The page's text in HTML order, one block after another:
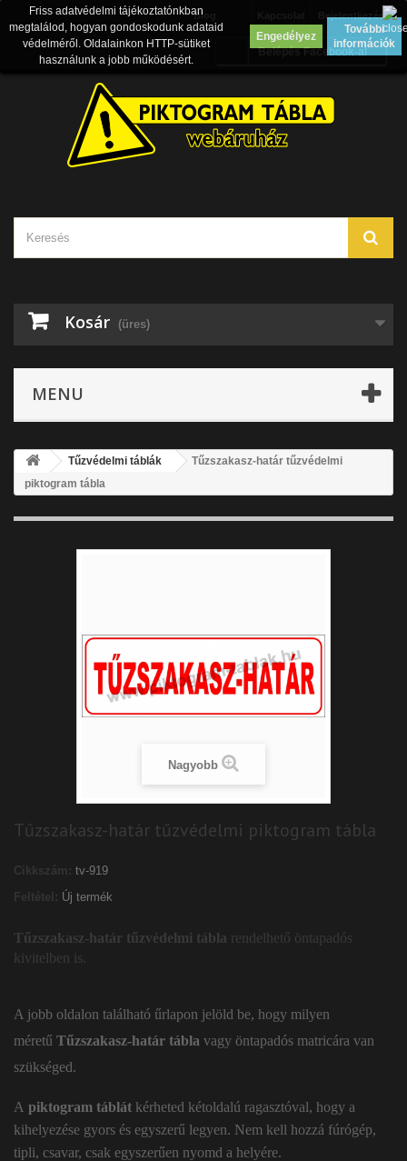
Bejelentkezés
Blog
Belépés Facebook-al
Kosár (üres)
MENU
Friss adatvédelmi tájékoztatónkban
megtalálod, hogyan gondoskodunk adataid
védelméről. Oldalainkon HTTP-sütiket
használunk a jobb működésért.
Engedélyez
További
információk
Tűzvédelmi táblák
Tűzszakasz-határ tűzvédelmi
piktogram tábla
Nagyobb
Tűzszakasz-határ tűzvédelmi piktogram tábla
Cikkszám: tv-919
Feltétel: Új termék
Tűzszakasz-határ tűzvédelmi tábla rendelhető öntapadós
kivitelben is.
A jobb oldalon található űrlapon jelöld be, hogy milyen
méretű Tűzszakasz-határ tábla vagy öntapadós matricára van
szükséged.
A piktogram táblát kérheted kétoldalú ragasztóval, hogy a
kihelyezése gyors és egyszerű legyen. Nem kell hozzá fúrógép,
tipli, csavar, csak egyszerűen nyomd a helyére.